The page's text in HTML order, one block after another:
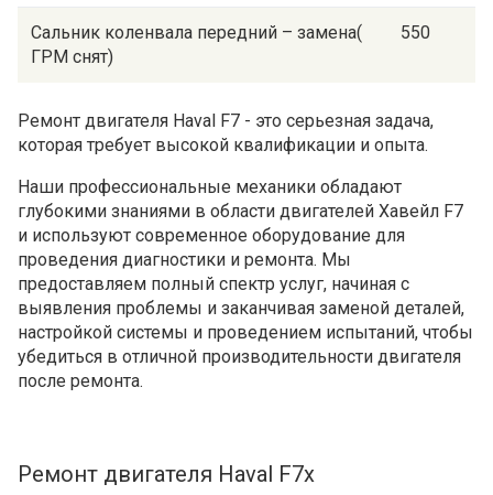
Сальник коленвала передний – замена(
ГРМ снят)
550
Ремонт двигателя Haval F7 - это серьезная задача,
которая требует высокой квалификации и опыта.
Наши профессиональные механики обладают
глубокими знаниями в области двигателей Хавейл F7
и используют современное оборудование для
проведения диагностики и ремонта. Мы
предоставляем полный спектр услуг, начиная с
выявления проблемы и заканчивая заменой деталей,
настройкой системы и проведением испытаний, чтобы
убедиться в отличной производительности двигателя
после ремонта.
Ремонт двигателя Haval F7x